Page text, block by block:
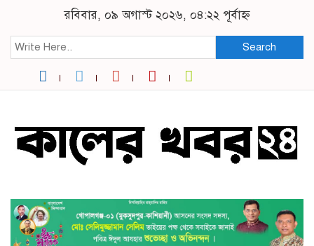
রবিবার, ০৯ অগাস্ট ২০২৬, ০৪:২২ পূর্বাহ্ন
Search